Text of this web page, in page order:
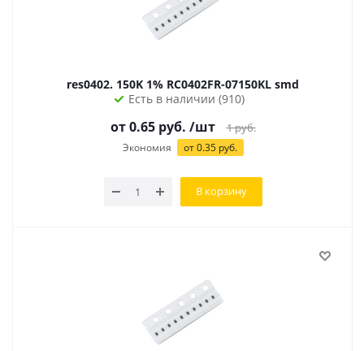
res0402. 150K 1% RC0402FR-07150KL smd
Есть в наличии (910)
от0.65руб. /шт 1руб.
Экономия от0.35руб.
В корзину